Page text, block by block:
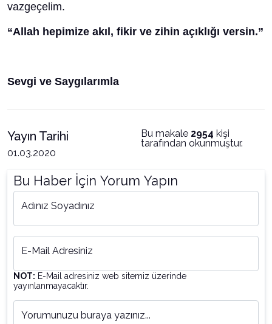
vazgeçelim.
“Allah hepimize akıl, fikir ve zihin açıklığı versin.”
Sevgi ve Saygılarımla
Yayın Tarihi
01.03.2020
Bu makale 2954 kişi
tarafından okunmuştur.
Bu Haber İçin Yorum Yapın
Adınız Soyadınız
E-Mail Adresiniz
NOT: E-Mail adresiniz web sitemiz üzerinde
yayınlanmayacaktır.
Yorumunuzu buraya yazınız...